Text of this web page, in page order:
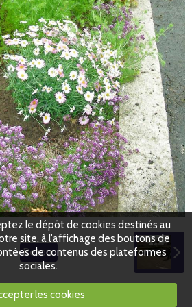
Retour
le dépôt de cookies destinés au
site, à l'affichage des boutons de
de contenus des plateformes
sociales.
les cookies